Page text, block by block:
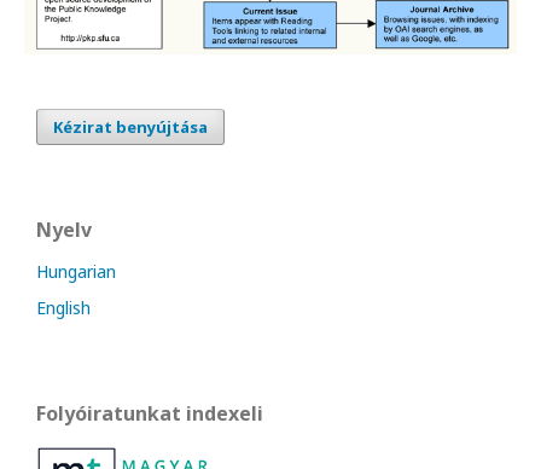
Kézirat benyújtása
Nyelv
Hungarian
English
Folyóiratunkat indexeli